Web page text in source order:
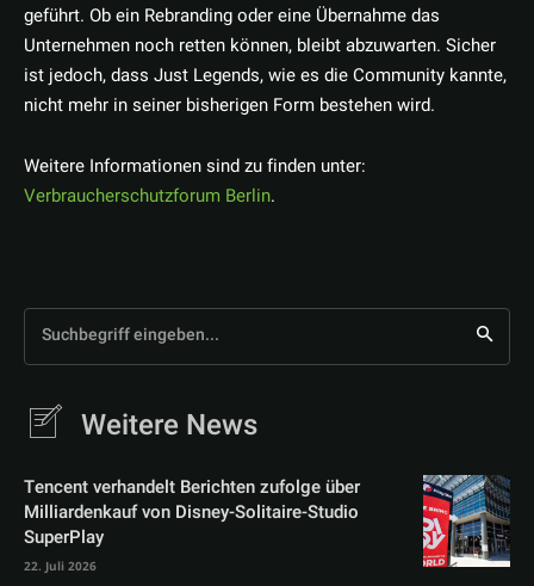
geführt. Ob ein Rebranding oder eine Übernahme das
Unternehmen noch retten können, bleibt abzuwarten. Sicher
ist jedoch, dass Just Legends, wie es die Community kannte,
nicht mehr in seiner bisherigen Form bestehen wird.
Weitere Informationen sind zu finden unter:
Verbraucherschutzforum Berlin.
Suchbegriff eingeben...
Weitere News
Tencent verhandelt Berichten zufolge über
Milliardenkauf von Disney-Solitaire-Studio
SuperPlay
22. Juli 2026